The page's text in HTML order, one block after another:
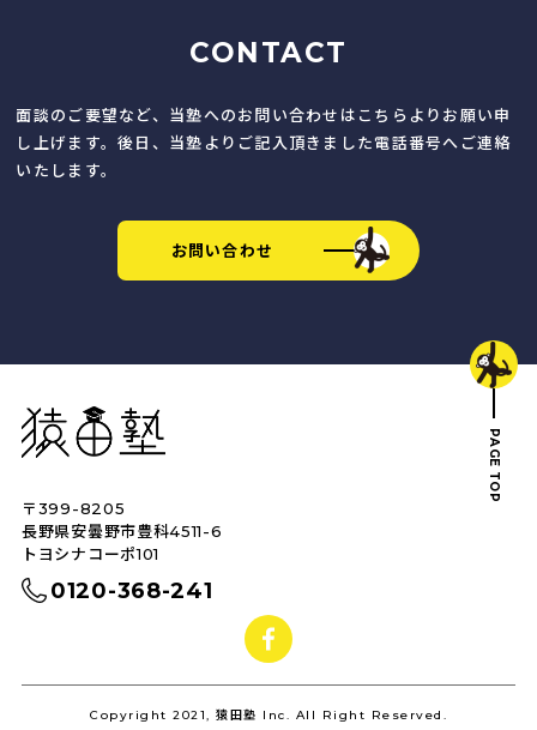
CONTACT
面談のご要望など、当塾へのお問い合わせはこちらよりお願い申
し上げます。後日、当塾よりご記入頂きました電話番号へご連絡
いたします。
お問い合わせ
PAGE TOP
猿田塾
〒399-8205
長野県安曇野市豊科4511-6
トヨシナコーポ101
0120-368-241
facebook
Copyright 2021, 猿田塾 Inc. All Right Reserved.